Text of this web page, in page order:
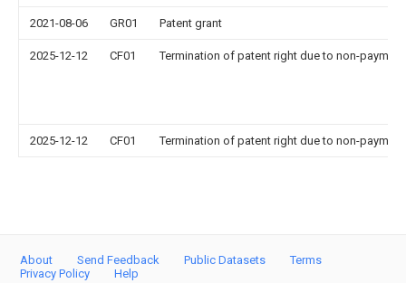
2021-08-06 GR01 Patent grant
2025-12-12 CF01 Termination of patent right due to non-
2025-12-12 CF01 Termination of patent right due to non-
About Send Feedback Public Datasets
Terms
Privacy Policy
Help